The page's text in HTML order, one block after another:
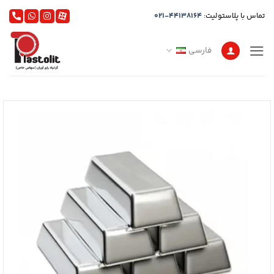
تماس با پلاستولیت: 021-44138164
فارسی